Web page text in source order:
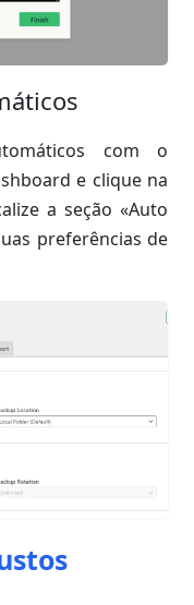
com o
e clique na
a seção «Auto
preferências de